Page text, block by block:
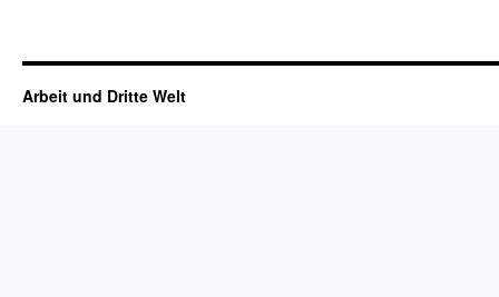
Arbeit und Dritte Welt